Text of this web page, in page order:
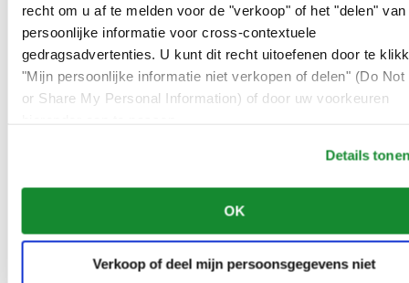
recht om u af te melden voor de "verkoop" of het "delen" van
persoonlijke informatie voor cross-contextuele
gedragsadvertenties. U kunt dit recht uitoefenen door te
"Mijn persoonlijke informatie niet verkopen of delen" (Do Not
or Share My Personal Information) of door uw voorkeuren
Details
OK
Verkoop of deel mijn persoonsgegevens niet
Belgium
Français
China
English
简体中文
Denmark
Ireland
Français
Netherlands